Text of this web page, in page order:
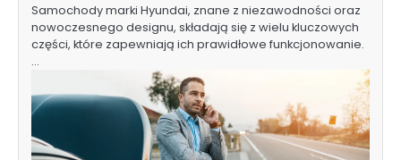
Samochody marki Hyundai, znane z niezawodności oraz
nowoczesnego designu, składają się z wielu kluczowych
części, które zapewniają ich prawidłowe funkcjonowanie.
…